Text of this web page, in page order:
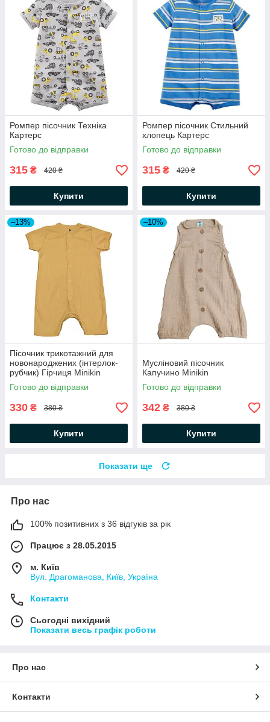
Ромпер пісочник Техніка
Картерс
Готово до відправки
315 ₴ 420 ₴
Купити
Ромпер пісочник Стильний
хлопець Картерс
Готово до відправки
315 ₴ 420 ₴
Купити
–13%
Пісочник трикотажний для
новонароджених (інтерлок-
рубчик) Гірчиця Minikin
Готово до відправки
330 ₴ 380 ₴
Купити
–10%
Мусліновий пісочник
Капучино Minikin
Готово до відправки
342 ₴ 380 ₴
Купити
Показати ще
Про нас
100% позитивних з 36 відгуків за рік
Працює з 28.05.2015
м. Київ
Вул. Драгоманова, Київ, Україна
Контакти
Сьогодні вихідний
Показати весь графік роботи
Про нас
Контакти